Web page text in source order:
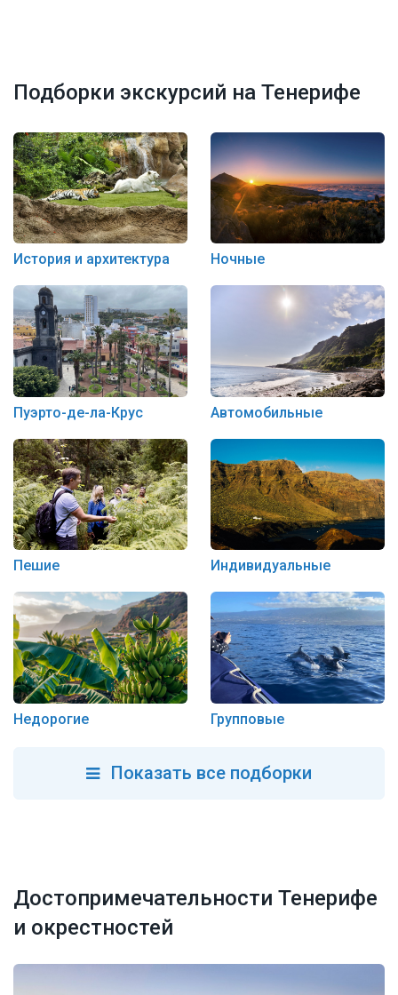
Подборки экскурсий на Тенерифе
История и архитектура Ночные
Пуэрто-де-ла-Крус Автомобильные
Пешие Индивидуальные
Недорогие Групповые
Показать все подборки
Достопримечательности Тенерифе
и окрестностей